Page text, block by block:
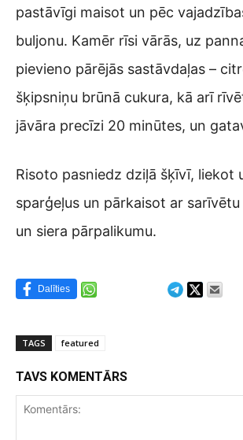
pastāvīgi maisot un pēc
buljonu. Kamēr rīsi vārās, uz
pievieno pārējās sastāvdaļas –
šķipsniņu brūnā cukura, kā arī
jāvāra precīzi 20 minūtes, un
Risoto pasniedz dziļā šķīvī, liekot
sparģeļus un pārkaisot ar
un siera pārpalikumu.
Dalīties
TAGS featured
TAVS KOMENTĀRS